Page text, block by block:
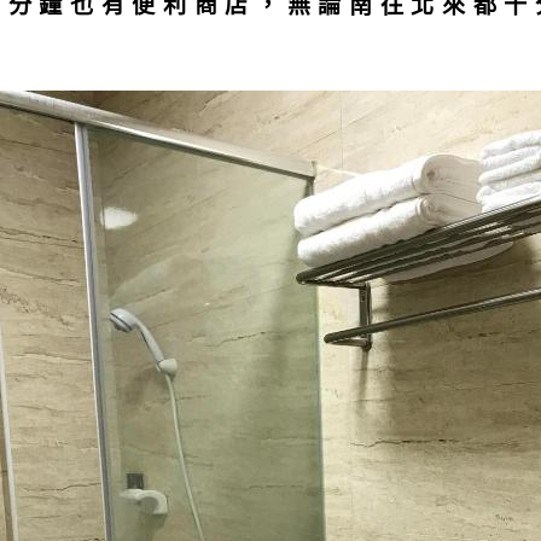
分鐘也有便利商店，無論南往北來都